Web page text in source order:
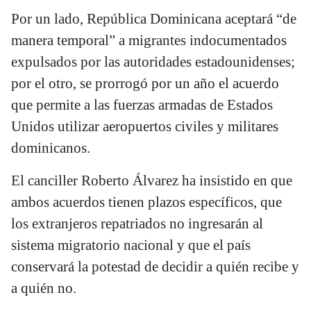
Por un lado, República Dominicana aceptará “de
manera temporal” a migrantes indocumentados
expulsados por las autoridades estadounidenses;
por el otro, se prorrogó por un año el acuerdo
que permite a las fuerzas armadas de Estados
Unidos utilizar aeropuertos civiles y militares
dominicanos.
El canciller Roberto Álvarez ha insistido en que
ambos acuerdos tienen plazos específicos, que
los extranjeros repatriados no ingresarán al
sistema migratorio nacional y que el país
conservará la potestad de decidir a quién recibe y
a quién no.